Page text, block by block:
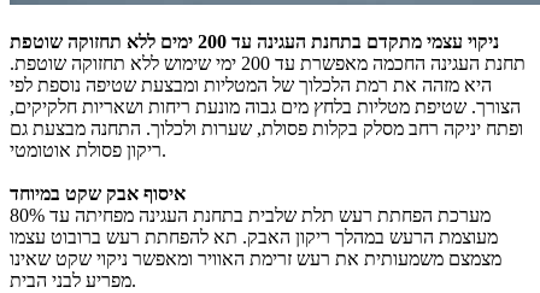
ניקוי עצמי מתקדם בתחנת העגינה עד 200 ימים ללא תחזוקה שוטפת
תחנת העגינה החכמה מאפשרת עד 200 ימי שימוש ללא תחזוקה שוטפת.
היא מזהה את רמת הלכלוך של המטליות ומבצעת שטיפה נוספת לפי
הצורך. שטיפת מטליות בלחץ מים גבוה מונעת ריחות ושאריות חלקיקים,
ופתח יניקה רחב מסלק בקלות פסולת, שערות ולכלוך. התחנה מבצעת גם
ריקון פסולת אוטומטי.
איסוף אבק שקט במיוחד
מערכת הפחתת רעש תלת שלבית בתחנת העגינה מפחיתה עד 80%
מעוצמת הרעש במהלך ריקון האבק. תא להפחתת רעש ברובוט עצמו
מצמצם משמעותית את רעש זרימת האוויר ומאפשר ניקוי שקט שאינו
מפריע לבני הבית.